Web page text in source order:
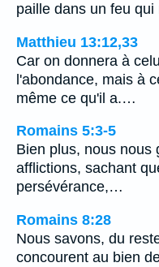
paille dans un feu qui
Matthieu 13:12,33
Car on donnera à
l'abondance, mais à
même ce qu'il a.…
Romains 5:3-5
Bien plus, nous nous
afflictions, sachant
persévérance,…
Romains 8:28
Nous savons, du
concourent au bien